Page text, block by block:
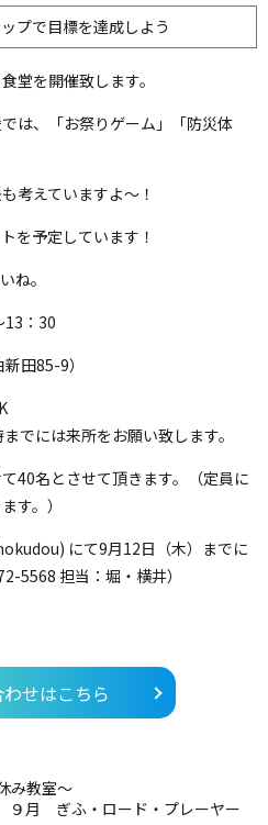
プで目標を達成しよう
堂を開催致します。
は、「お祭りゲーム」「防災体
考えていますよ～！
を予定しています！
ね。
13：30
田85-9）
でには来所をお願い致します。
40名とさせて頂きます。（定員に
す。）
にて9月12日（木）までに
5568 担当：堀・横井）
せはこちら
み教室～
９月 ぎふ・ロード・プレーヤー